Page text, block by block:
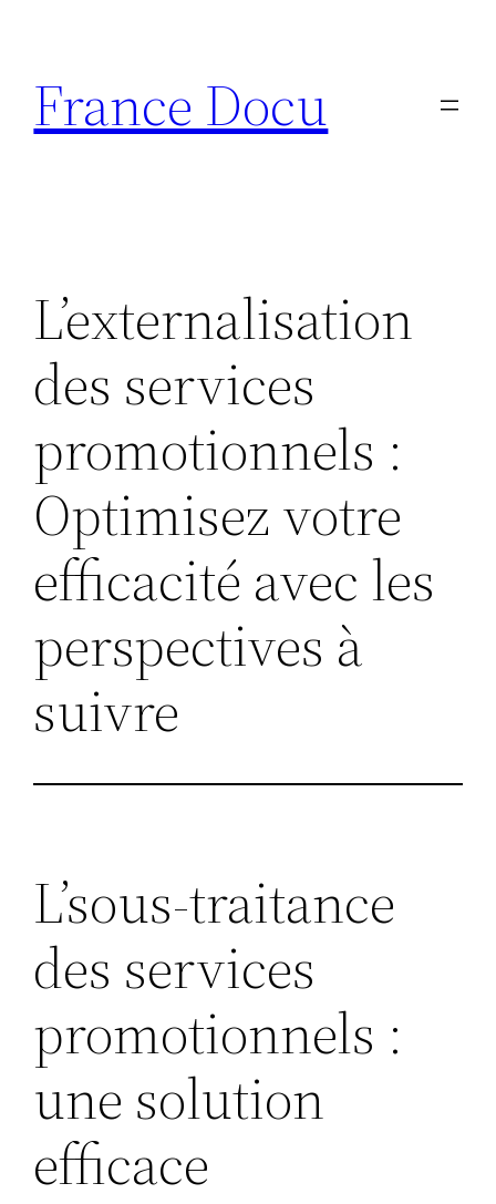
contenu
France Docu
L’externalisation
des services
promotionnels :
Optimisez votre
efficacité avec les
perspectives à
suivre
L’sous-traitance
des services
promotionnels :
une solution
efficace